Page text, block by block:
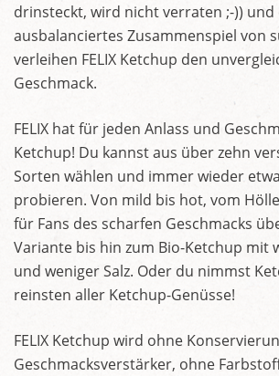
drinsteckt, wird nicht verraten ;-)) und
ausbalanciertes Zusammenspiel von
verleihen FELIX Ketchup den
Geschmack.
FELIX hat für jeden Anlass und
Ketchup! Du kannst aus über zehn
Sorten wählen und immer wieder
probieren. Von mild bis hot, vom
für Fans des scharfen Geschmacks
Variante bis hin zum Bio-Ketchup mit
und weniger Salz. Oder du nimmst
reinsten aller Ketchup-Genüsse!
FELIX Ketchup wird ohne
Geschmacksverstärker, ohne